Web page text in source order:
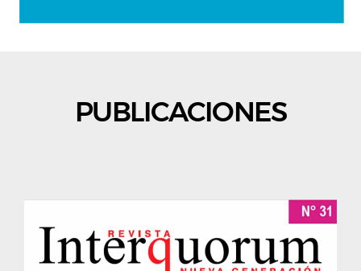
PUBLICACIONES